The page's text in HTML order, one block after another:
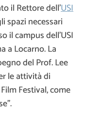
il Rettore dell’USI
spazi necessari
il campus dell’USI
a Locarno. La
del Prof. Lee
le attività di
Festival, come